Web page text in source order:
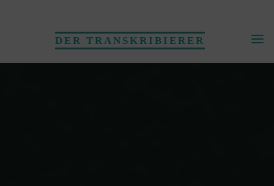
DER TRANSKRIBIERER